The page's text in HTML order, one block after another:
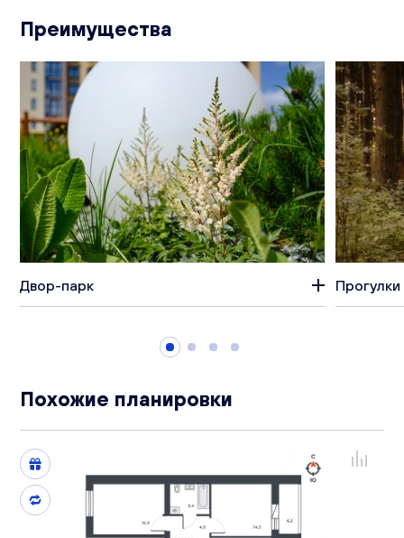
Преимущества
Двор-парк
Похожие планировки